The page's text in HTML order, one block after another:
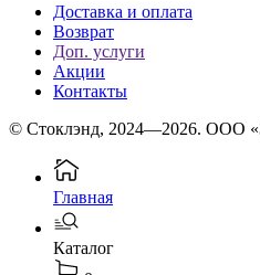
Доставка и оплата
Возврат
Доп. услуги
Акции
Контакты
© Стоклэнд, 2024—2026. ООО
Главная
Каталог